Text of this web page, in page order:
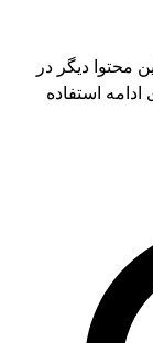
محتوا دیگر در
استفاده